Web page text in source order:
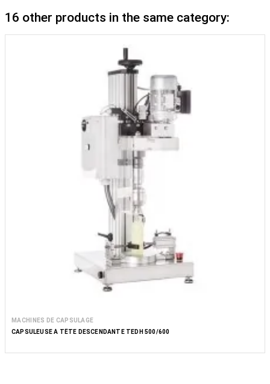
16 other products in the same category:
MACHINES DE CAPSULAGE
CAPSULEUSE À TÊTE DESCENDANTE TEDH 500/600